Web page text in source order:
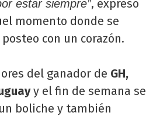
estar siempre”, expresó
momento donde se
con un corazón.
del ganador de GH,
y el fin de semana se
boliche y también